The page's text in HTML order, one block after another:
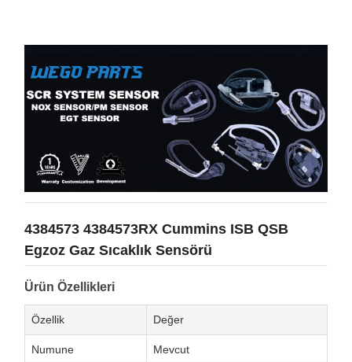
4384573 4384573RX Cummins ISB QSB
Egzoz Gaz Sıcaklık Sensörü
Ürün Özellikleri
Özellik Değer
Numune Mevcut